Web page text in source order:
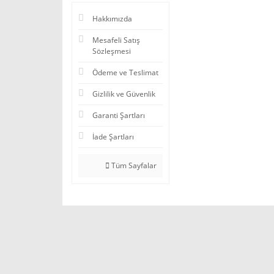
Hakkımızda
Mesafeli Satış
Sözleşmesi
Ödeme ve Teslimat
Gizlilik ve Güvenlik
Garanti Şartları
İade Şartları
Tüm Sayfalar